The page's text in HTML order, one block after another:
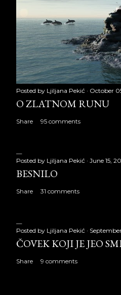
Posted by Ljiljana Pekić October
O ZLATNOM RUNU
Share 95 comments
Posted by Ljiljana Pekić June 15,
BESNILO
Share 31 comments
Posted by Ljiljana Pekić
ČOVEK KOJI JE JEO
Share 9 comments